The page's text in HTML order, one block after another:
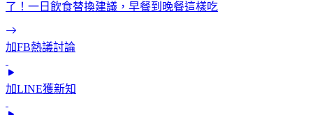
了！一日飲食替換建議，早餐到晚餐這樣吃
加FB熱議討論
加LINE獲新知